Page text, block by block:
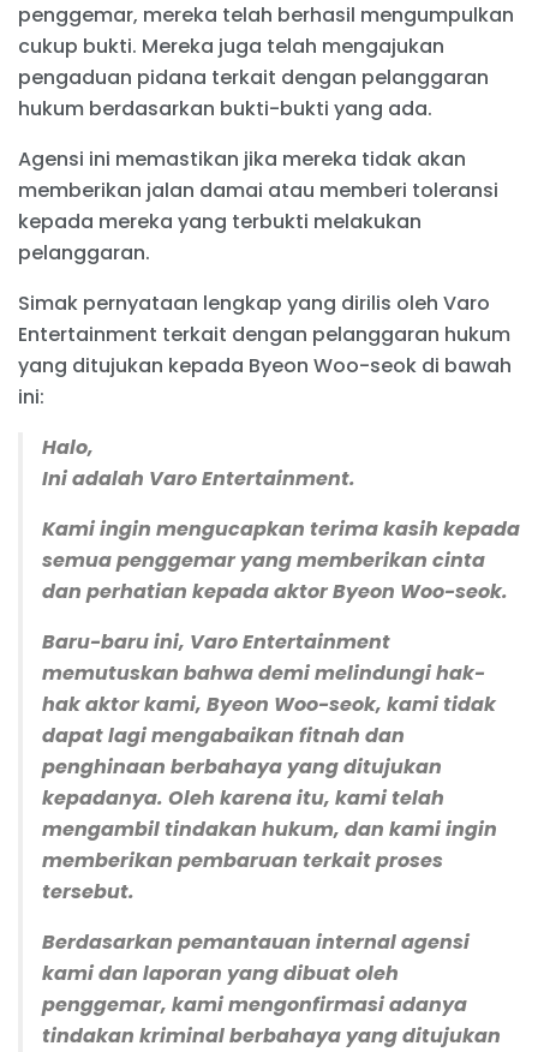
penggemar, mereka telah berhasil mengumpulkan
cukup bukti. Mereka juga telah mengajukan
pengaduan pidana terkait dengan pelanggaran
hukum berdasarkan bukti-bukti yang ada.
Agensi ini memastikan jika mereka tidak akan
memberikan jalan damai atau memberi toleransi
kepada mereka yang terbukti melakukan
pelanggaran.
Simak pernyataan lengkap yang dirilis oleh Varo
Entertainment terkait dengan pelanggaran hukum
yang ditujukan kepada Byeon Woo-seok di bawah
ini:
Halo,
Ini adalah Varo Entertainment.
Kami ingin mengucapkan terima kasih kepada
semua penggemar yang memberikan cinta
dan perhatian kepada aktor Byeon Woo-seok.
Baru-baru ini, Varo Entertainment
memutuskan bahwa demi melindungi hak-
hak aktor kami, Byeon Woo-seok, kami tidak
dapat lagi mengabaikan fitnah dan
penghinaan berbahaya yang ditujukan
kepadanya. Oleh karena itu, kami telah
mengambil tindakan hukum, dan kami ingin
memberikan pembaruan terkait proses
tersebut.
Berdasarkan pemantauan internal agensi
kami dan laporan yang dibuat oleh
penggemar, kami mengonfirmasi adanya
tindakan kriminal berbahaya yang ditujukan